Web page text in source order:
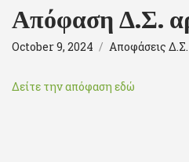
Απόφαση Δ.Σ.
October 9, 2024 Αποφάσεις Δ.Σ.
Δείτε την απόφαση εδώ